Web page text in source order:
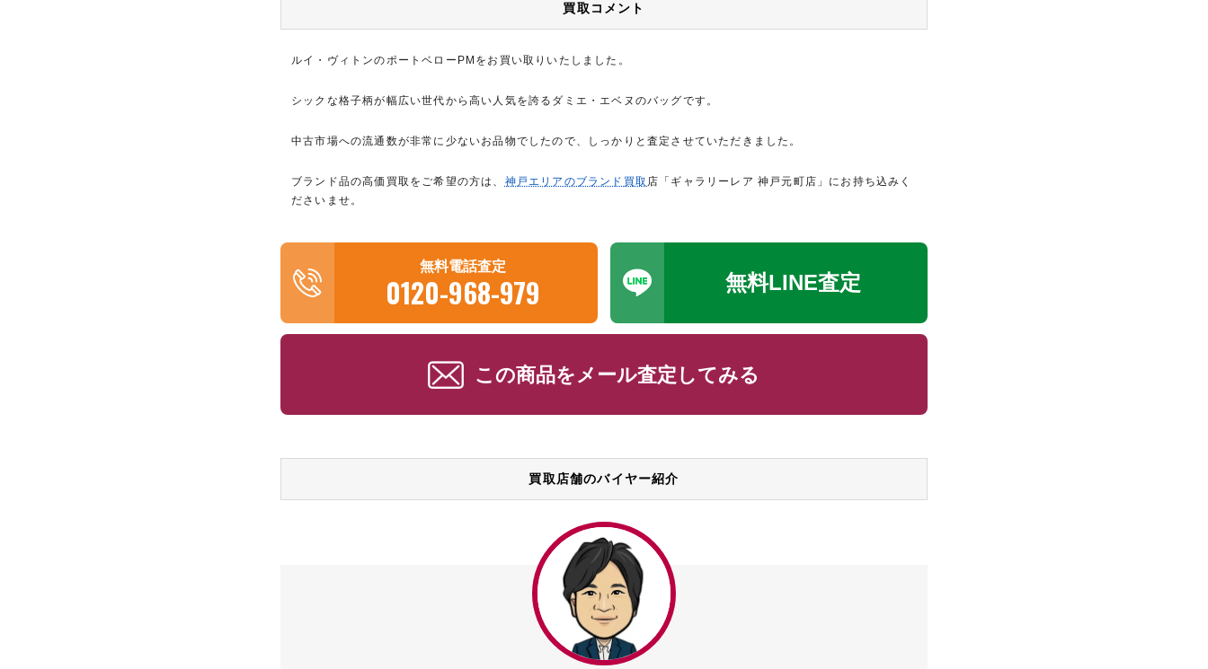
買取コメント
ルイ・ヴィトンのポートベローPMをお買い取りいたしました。
シックな格子柄が幅広い世代から高い人気を誇るダミエ・エベヌのバッグです。
中古市場への流通数が非常に少ないお品物でしたので、しっかりと査定させていただきました。
ブランド品の高価買取をご希望の方は、 神戸エリアのブランド買取 店「ギャラリーレア 神戸元町店」にお持ち込みく
ださいませ。
無料電話査定
0120-968-979 無料LINE査定
この商品をメール査定してみる
買取店舗のバイヤー紹介